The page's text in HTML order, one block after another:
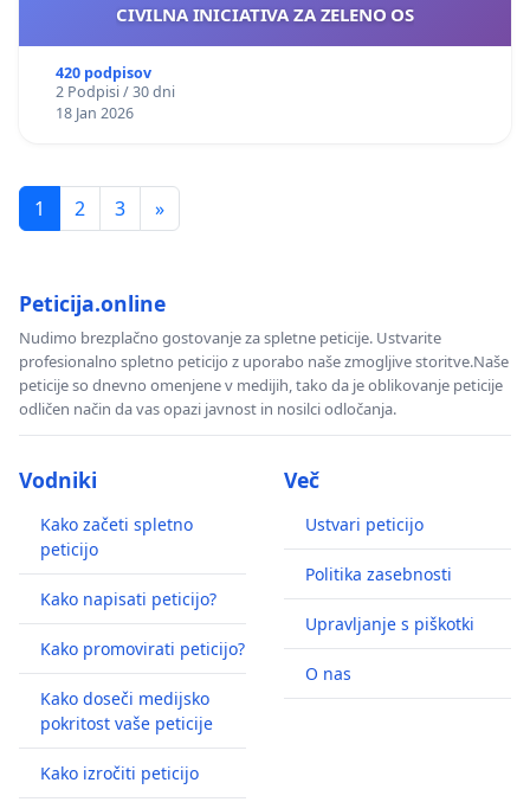
CIVILNA INICIATIVA ZA ZELENO OS
420 podpisov
2 Podpisi / 30 dni
18 Jan 2026
1 2 3 »
Peticija.online
Nudimo brezplačno gostovanje za spletne peticije. Ustvarite
profesionalno spletno peticijo z uporabo naše zmogljive storitve.Naše
peticije so dnevno omenjene v medijih, tako da je oblikovanje peticije
odličen način da vas opazi javnost in nosilci odločanja.
Vodniki
Kako začeti spletno
peticijo
Kako napisati peticijo?
Kako promovirati peticijo?
Kako doseči medijsko
pokritost vaše peticije
Kako izročiti peticijo
Več
Ustvari peticijo
Politika zasebnosti
Upravljanje s piškotki
O nas